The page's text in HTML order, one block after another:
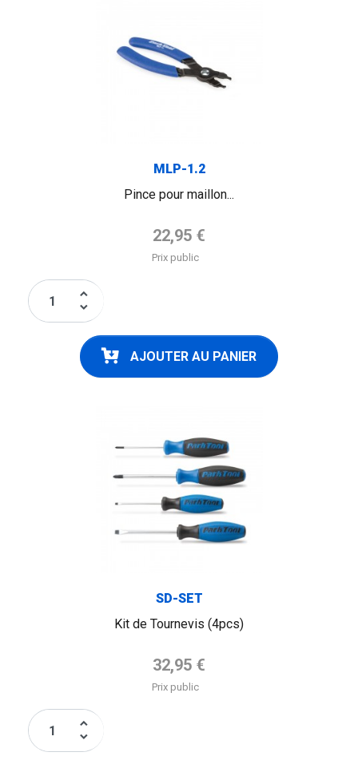
MLP-1.2
Pince pour maillon...
Prix de base
22,95 €
Prix public
keyboard_arrow_up
keyboard_arrow_down
AJOUTER AU PANIER
SD-SET
Kit de Tournevis (4pcs)
Prix de base
32,95 €
Prix public
keyboard_arrow_up
keyboard_arrow_down